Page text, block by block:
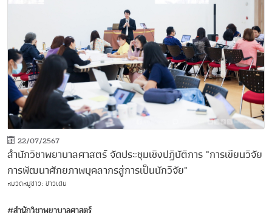
22/07/2567
สำนักวิชาพยาบาลศาสตร์ จัดประชุมเชิงปฏิบัติการ "การเขียนวิจัย
การพัฒนาศักยภาพบุคลากรสู่การเป็นนักวิจัย"
หมวดหมู่ข่าว: ข่าวเด่น
#สำนักวิชาพยาบาลศาสตร์